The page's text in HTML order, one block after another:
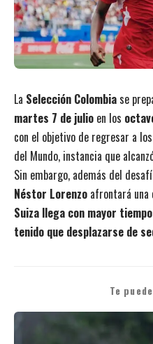
La Selección Colombiase
martes 7 de julio en los
con el objetivo de regresar a los
del Mundo, instancia que
Sin embargo, además del
Néstor Lorenzo afrontará una
Suiza llega con mayor
tenido que desplazarse de
Te